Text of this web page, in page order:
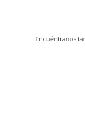
Encuéntranos